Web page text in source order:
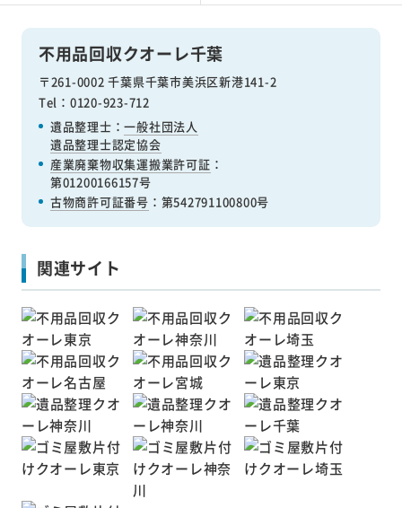
不用品回収クオーレ千葉
〒261-0002 千葉県千葉市美浜区新港141-2
Tel：0120-923-712
遺品整理士：一般社団法人
遺品整理士認定協会
産業廃棄物収集運搬業許可証 ：
第01200166157号
古物商許可証番号 ：第542791100800号
関連サイト